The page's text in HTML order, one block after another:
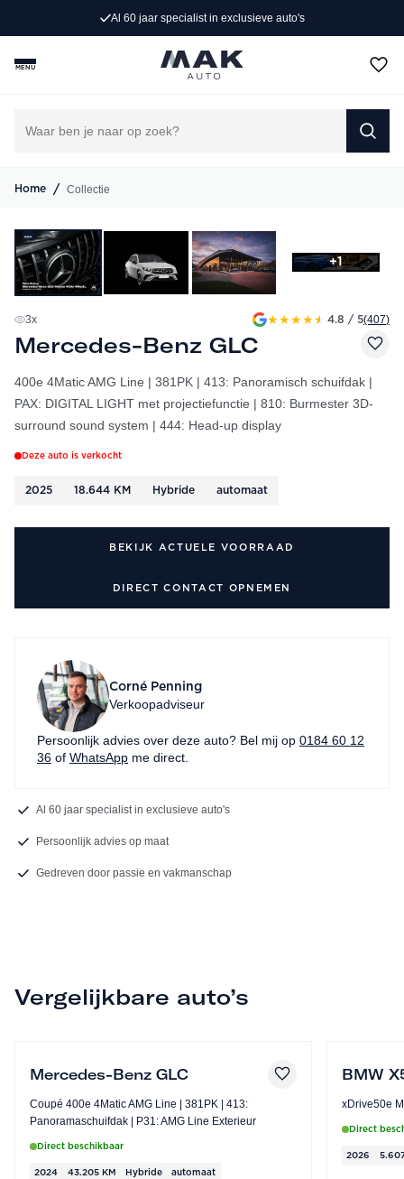
Al 60 jaar specialist in exclusieve auto's
MENU
Home / Collectie
+1
3x ★★★★★ 4.8 / 5(407)
Mercedes-Benz GLC
400e 4Matic AMG Line | 381PK | 413: Panoramisch schuifdak |
PAX: DIGITAL LIGHT met projectiefunctie | 810: Burmester 3D-
surround sound system | 444: Head-up display
Deze auto is verkocht
2025 18.644 KM Hybride automaat
BEKIJK ACTUELE VOORRAAD
DIRECT CONTACT OPNEMEN
Corné Penning
Verkoopadviseur
Persoonlijk advies over deze auto? Bel mij op 0184 60 12
36 of WhatsApp me direct.
Al 60 jaar specialist in exclusieve auto's
Persoonlijk advies op maat
Gedreven door passie en vakmanschap
Vergelijkbare auto’s
Mercedes-Benz GLC
Coupé 400e 4Matic AMG Line | 381PK | 413:
Panoramaschuifdak | P31: AMG Line Exterieur
Direct beschikbaar
2024 43.205 KM Hybride automaat
BMW
Direct
2026